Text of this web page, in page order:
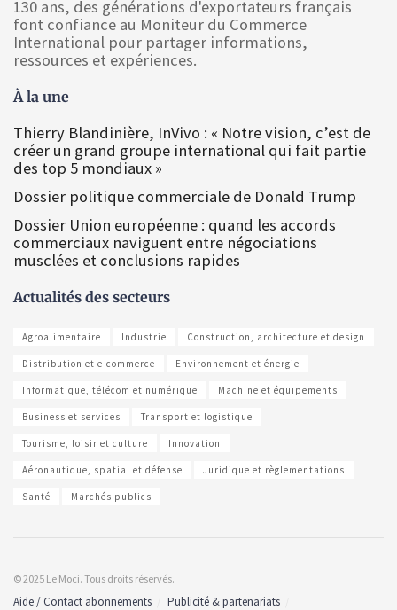
130 ans, des générations d'exportateurs français
font confiance au Moniteur du Commerce
International pour partager informations,
ressources et expériences.
À la une
Thierry Blandinière, InVivo : « Notre vision, c’est de
créer un grand groupe international qui fait partie
des top 5 mondiaux »
Dossier politique commerciale de Donald Trump
Dossier Union européenne : quand les accords
commerciaux naviguent entre négociations
musclées et conclusions rapides
Actualités des secteurs
Agroalimentaire Industrie Construction, architecture et design
Distribution et e-commerce Environnement et énergie
Informatique, télécom et numérique Machine et équipements
Business et services Transport et logistique
Tourisme, loisir et culture Innovation
Aéronautique, spatial et défense Juridique et règlementations
Santé Marchés publics
© 2025 Le Moci. Tous droits réservés.
Aide / Contact abonnements Publicité & partenariats